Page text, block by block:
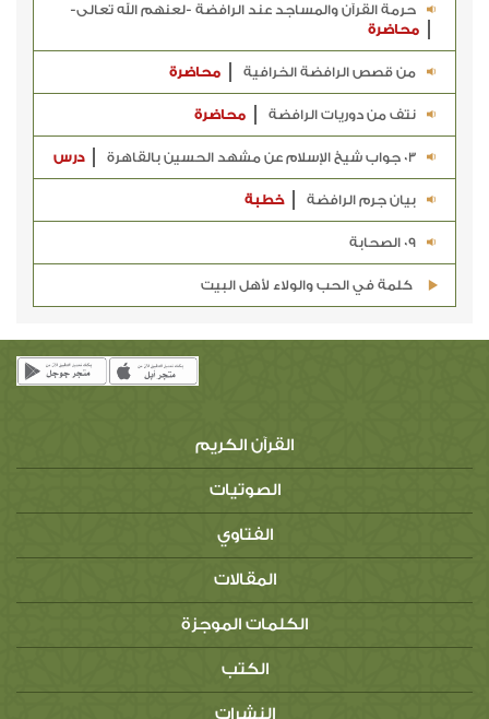
حرمة القرآن والمساجد عند الرافضة -لعنهم الله تعالى-
محاضرة
من قصص الرافضة الخرافية محاضرة
نتف من دوريات الرافضة محاضرة
03 جواب شيخ الإسلام عن مشهد الحسين بالقاهرة درس
بيان جرم الرافضة خطبة
09 الصحابة
كلمة في الحب والولاء لأهل البيت
القرآن الكريم
الصوتيات
الفتاوي
المقالات
الكلمات الموجزة
الكتب
النشرات